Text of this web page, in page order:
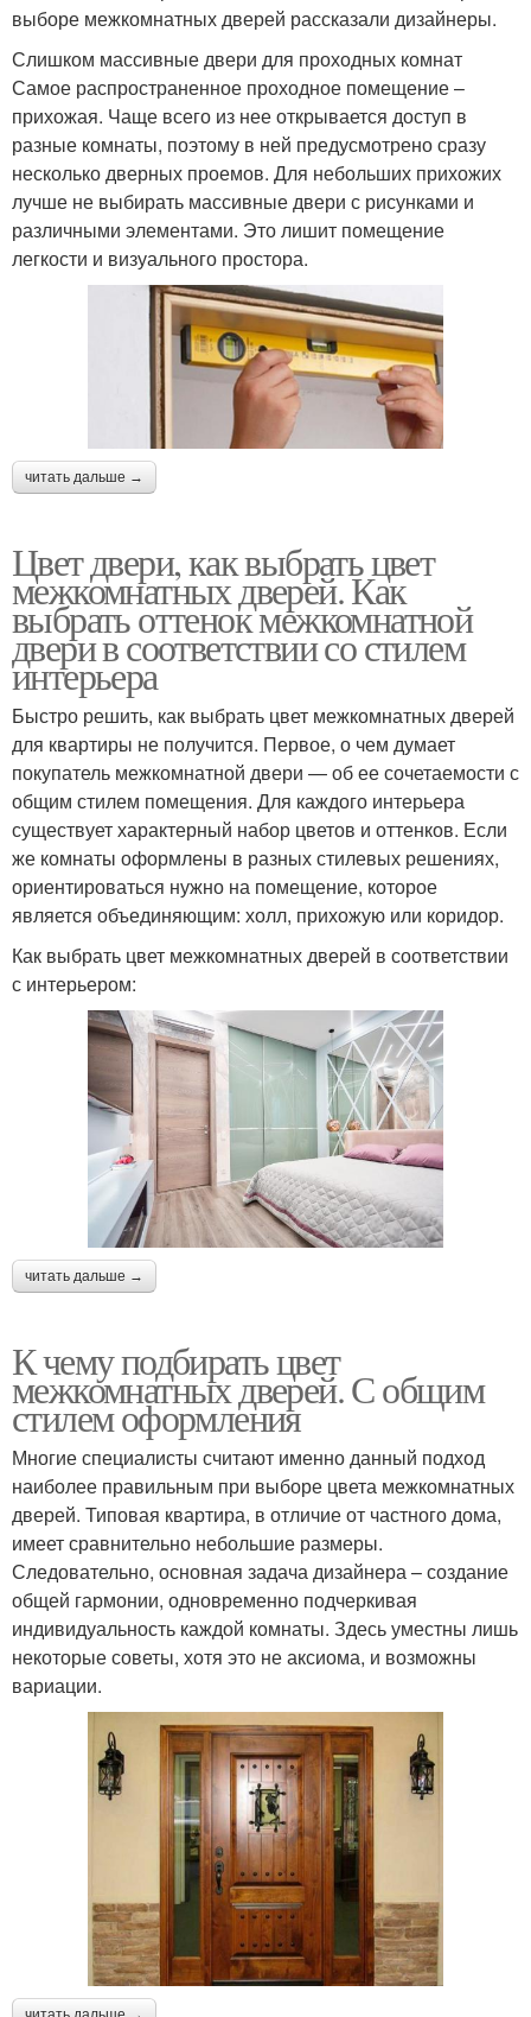
выборе межкомнатных дверей рассказали дизайнеры.
Слишком массивные двери для проходных комнат
Самое распространенное проходное помещение –
прихожая. Чаще всего из нее открывается доступ в
разные комнаты, поэтому в ней предусмотрено сразу
несколько дверных проемов. Для небольших прихожих
лучше не выбирать массивные двери с рисунками и
различными элементами. Это лишит помещение
легкости и визуального простора.
читать дальше →
Цвет двери, как выбрать цвет
межкомнатных дверей. Как
выбрать оттенок межкомнатной
двери в соответствии со стилем
интерьера
Быстро решить, как выбрать цвет межкомнатных дверей
для квартиры не получится. Первое, о чем думает
покупатель межкомнатной двери — об ее сочетаемости с
общим стилем помещения. Для каждого интерьера
существует характерный набор цветов и оттенков. Если
же комнаты оформлены в разных стилевых решениях,
ориентироваться нужно на помещение, которое
является объединяющим: холл, прихожую или коридор.
Как выбрать цвет межкомнатных дверей в соответствии
с интерьером:
читать дальше →
К чему подбирать цвет
межкомнатных дверей. С общим
стилем оформления
Многие специалисты считают именно данный подход
наиболее правильным при выборе цвета межкомнатных
дверей. Типовая квартира, в отличие от частного дома,
имеет сравнительно небольшие размеры.
Следовательно, основная задача дизайнера – создание
общей гармонии, одновременно подчеркивая
индивидуальность каждой комнаты. Здесь уместны лишь
некоторые советы, хотя это не аксиома, и возможны
вариации.